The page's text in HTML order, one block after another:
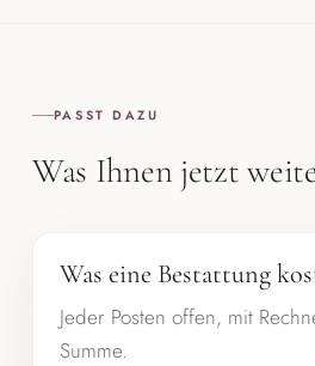
PASST DAZU
Was Ihnen jetzt
Was eine Bestattung
Jeder Posten offen, mit
Summe.